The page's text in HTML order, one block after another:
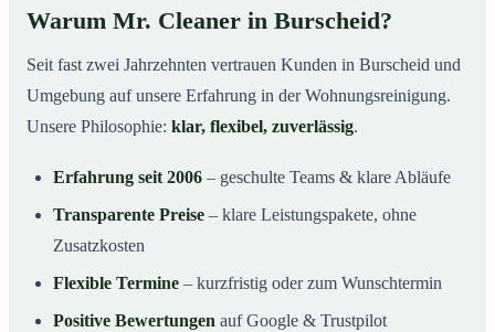
Warum Mr. Cleaner in Burscheid?
Seit fast zwei Jahrzehnten vertrauen Kunden in Burscheid und
Umgebung auf unsere Erfahrung in der Wohnungsreinigung.
Unsere Philosophie: klar, flexibel, zuverlässig.
Erfahrung seit 2006 – geschulte Teams & klare Abläufe
Transparente Preise – klare Leistungspakete, ohne
Zusatzkosten
Flexible Termine – kurzfristig oder zum Wunschtermin
Positive Bewertungen auf Google & Trustpilot